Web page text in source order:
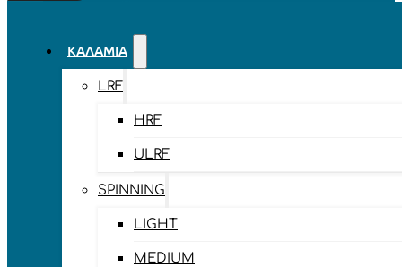
ΚΑΛΆΜΙΑ
LRF
HRF
ULRF
SPINNING
LIGHT
MEDIUM